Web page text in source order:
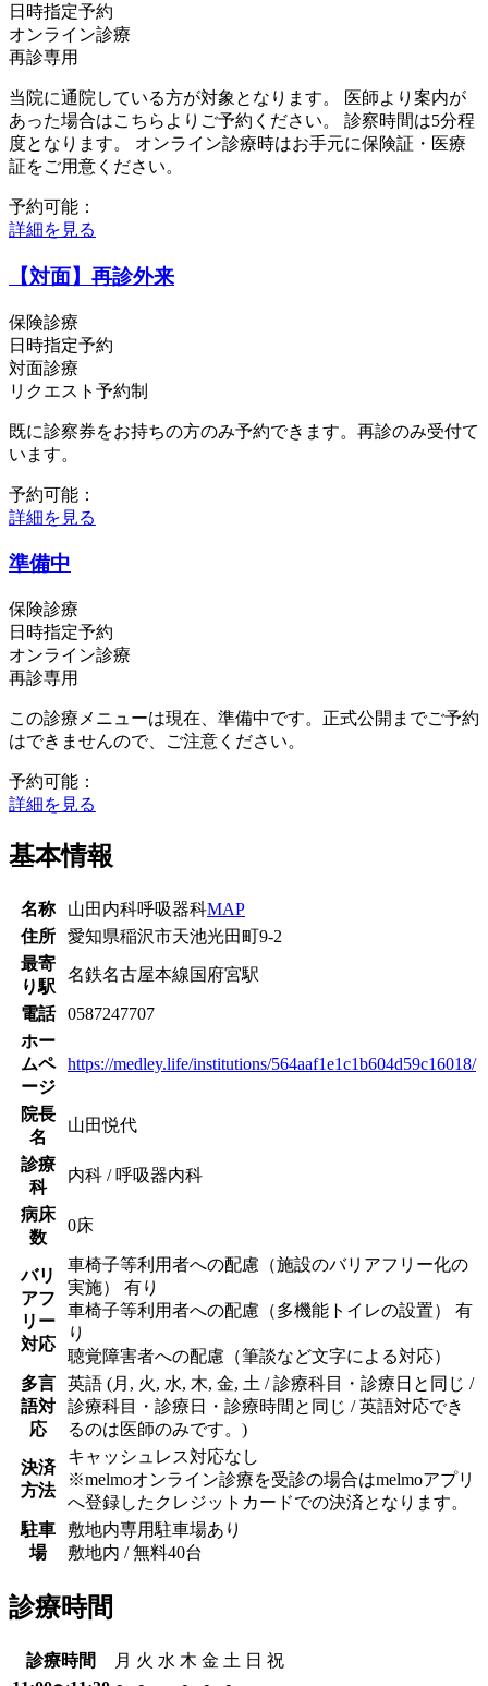
日時指定予約
オンライン診療
再診専用
当院に通院している方が対象となります。 医師より案内が
あった場合はこちらよりご予約ください。 診察時間は5分程
度となります。 オンライン診療時はお手元に保険証・医療
証をご用意ください。
予約可能：
詳細を見る
【対面】再診外来
保険診療
日時指定予約
対面診療
リクエスト予約制
既に診察券をお持ちの方のみ予約できます。再診のみ受付て
います。
予約可能：
詳細を見る
準備中
保険診療
日時指定予約
オンライン診療
再診専用
この診療メニューは現在、準備中です。正式公開までご予約
はできませんので、ご注意ください。
予約可能：
詳細を見る
基本情報
名称 山田内科呼吸器科MAP
住所
愛知県稲沢市天池光田町9-2
最寄
り駅
名鉄名古屋本線国府宮駅
電話
0587247707
ホー
ムペ
ージ
https://medley.life/institutions/564aaf1e1c1b604d59c16018/
院長
名
山田悦代
診療
科
内科 / 呼吸器内科
病床
数
0床
バリ
アフ
リー
対応
車椅子等利用者への配慮（施設のバリアフリー化の
実施） 有り
車椅子等利用者への配慮（多機能トイレの設置） 有
り
聴覚障害者への配慮（筆談など文字による対応）
多言
語対
応
英語 (月, 火, 水, 木, 金, 土 / 診療科目・診療日と同じ /
診療科目・診療日・診療時間と同じ / 英語対応でき
るのは医師のみです。)
決済
方法
キャッシュレス対応なし
※melmoオンライン診療を受診の場合はmelmoアプリ
へ登録したクレジットカードでの決済となります。
駐車
場
敷地内専用駐車場あり
敷地内 / 無料40台
診療時間
診療時間 月 火 水 木 金 土 日 祝